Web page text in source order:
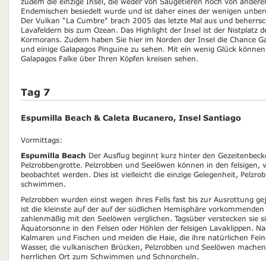
Endemischen besiedelt wurde und ist daher eines der wenigen
Der Vulkan "La Cumbre" brach 2005 das letzte Mal aus und
Lavafeldern bis zum Ozean. Das Highlight der Insel ist der Nistplatz
Kormorans. Zudem haben Sie hier im Norden der Insel die Chance
und einige Galapagos Pinguine zu sehen. Mit ein wenig Glück
Galapagos Falke über Ihren Köpfen kreisen sehen.
Tag 7
Espumilla Beach & Caleta Bucanero, Insel Santiago
Vormittags:
Espumilla Beach Der Ausflug beginnt kurz hinter den
Pelzrobbengrotte. Pelzrobben und Seelöwen können in den felsigen,
beobachtet werden. Dies ist vielleicht die einzige Gelegenheit,
schwimmen.
Pelzrobben wurden einst wegen ihres Fells fast bis zur Ausrottung
ist die kleinste auf der auf der südlichen Hemisphäre
zahlenmäßig mit den Seelöwen verglichen. Tagsüber verstecken sie
Äquatorsonne in den Felsen oder Höhlen der felsigen Lavaklippen.
Kalmaren und Fischen und meiden die Haie, die ihre natürlichen
Wasser, die vulkanischen Brücken, Pelzrobben und Seelöwen
herrlichen Ort zum Schwimmen und Schnorcheln.